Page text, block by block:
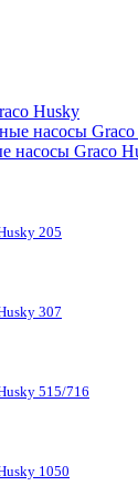
Husky
насосы Graco
205
307
515/716
1050